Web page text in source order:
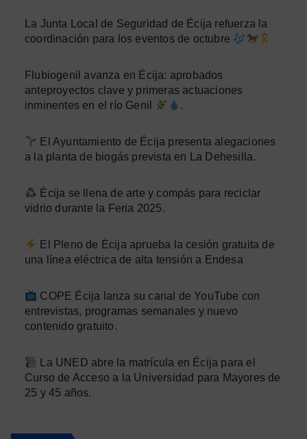
La Junta Local de Seguridad de Écija refuerza la
coordinación para los eventos de octubre
Flubiogenil avanza en Écija: aprobados
anteproyectos clave y primeras actuaciones
inminentes en el río Genil
.
El Ayuntamiento de Écija presenta alegaciones
a la planta de biogás prevista en La Dehesilla.
Écija se llena de arte y compás para reciclar
vidrio durante la Feria 2025.
El Pleno de Écija aprueba la cesión gratuita de
una línea eléctrica de alta tensión a Endesa
COPE Écija lanza su canal de YouTube con
entrevistas, programas semanales y nuevo
contenido gratuito.
La UNED abre la matrícula en Écija para el
Curso de Acceso a la Universidad para Mayores de
25 y 45 años.